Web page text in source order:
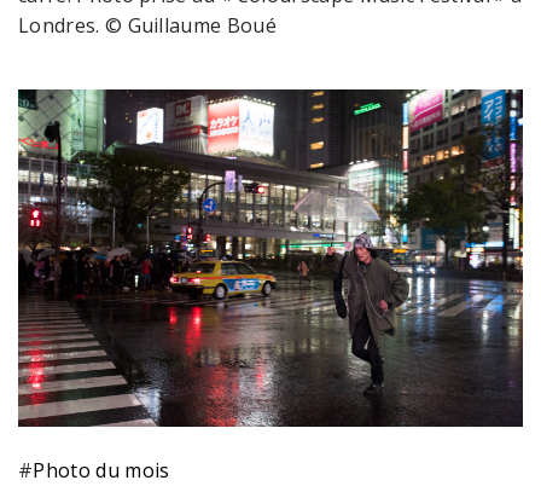
Londres. © Guillaume Boué
#Photo du mois